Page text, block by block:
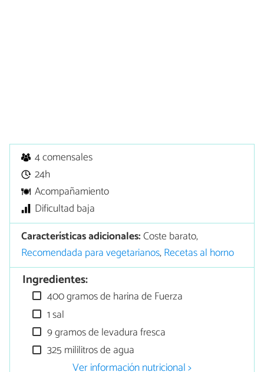
4 comensales
24h
Acompañamiento
Dificultad baja
Características adicionales:Coste barato,
Recomendada para vegetarianos,Recetas al horno
Ingredientes:
400 gramos de harina de Fuerza
1 sal
9 gramos de levadura fresca
325 mililitros de agua
Ver información nutricional >